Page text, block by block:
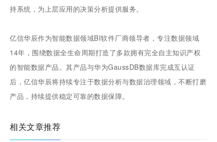
持系统，为上层应用的决策分析提供服务。
亿信华辰作为智能数据领域BI软件厂商领导者，专注数据领域
14年，围绕数据全生命周期打造了多款拥有完全自主知识产权
的智能数据产品。其产品与华为GaussDB数据库完成互认证
后，亿信华辰将持续专注于数据分析与数据治理领域，不断打磨
产品，持续提供稳定可靠的数据保障。
相关文章推荐